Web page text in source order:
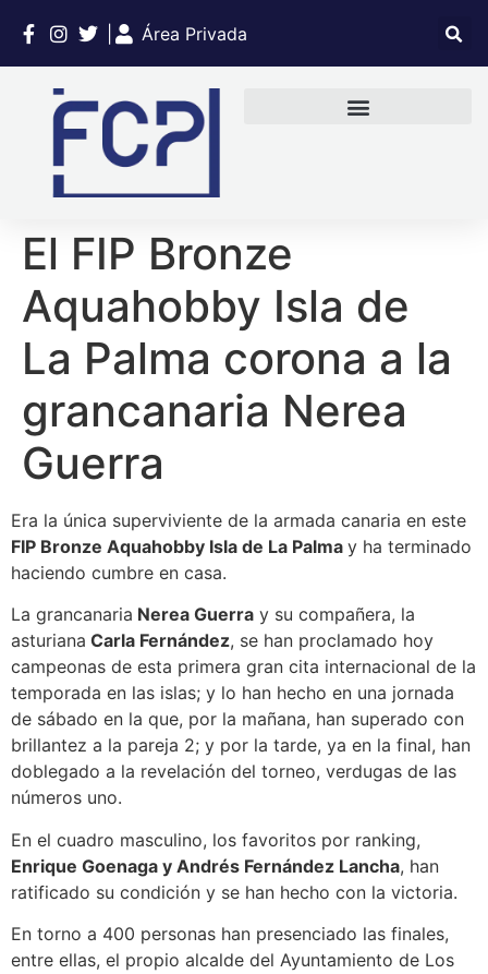
Área Privada
El FIP Bronze
Aquahobby Isla de
La Palma corona a la
grancanaria Nerea
Guerra
Era la única superviviente de la armada canaria en este
FIP Bronze Aquahobby Isla de La Palma y ha terminado
haciendo cumbre en casa.
La grancanaria Nerea Guerra y su compañera, la
asturiana Carla Fernández, se han proclamado hoy
campeonas de esta primera gran cita internacional de la
temporada en las islas; y lo han hecho en una jornada
de sábado en la que, por la mañana, han superado con
brillantez a la pareja 2; y por la tarde, ya en la final, han
doblegado a la revelación del torneo, verdugas de las
números uno.
En el cuadro masculino, los favoritos por ranking,
Enrique Goenaga y Andrés Fernández Lancha, han
ratificado su condición y se han hecho con la victoria.
En torno a 400 personas han presenciado las finales,
entre ellas, el propio alcalde del Ayuntamiento de Los